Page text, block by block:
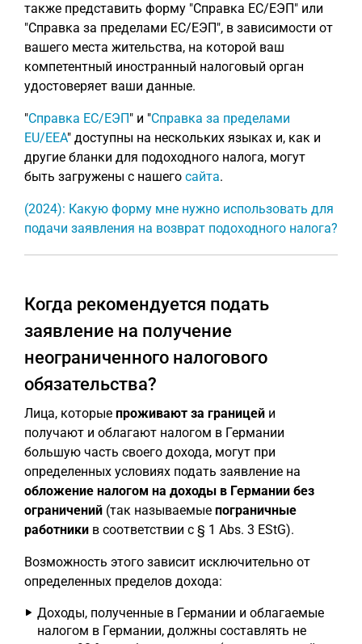
также представить форму "Справка ЕС/ЕЭП" или
"Справка за пределами ЕС/ЕЭП", в зависимости от
вашего места жительства, на которой ваш
компетентный иностранный налоговый орган
удостоверяет ваши данные.
"Справка ЕС/ЕЭП" и "Справка за пределами
EU/EEA" доступны на нескольких языках и, как и
другие бланки для подоходного налога, могут
быть загружены с нашего сайта.
(2024): Какую форму мне нужно использовать для
подачи заявления на возврат подоходного налога?
Когда рекомендуется подать
заявление на получение
неограниченного налогового
обязательства?
Лица, которые проживают за границей и
получают и облагают налогом в Германии
большую часть своего дохода, могут при
определенных условиях подать заявление на
обложение налогом на доходы в Германии без
ограничений (так называемые пограничные
работники в соответствии с § 1 Abs. 3 EStG).
Возможность этого зависит исключительно от
определенных пределов дохода:
Доходы, полученные в Германии и облагаемые
налогом в Германии, должны составлять не